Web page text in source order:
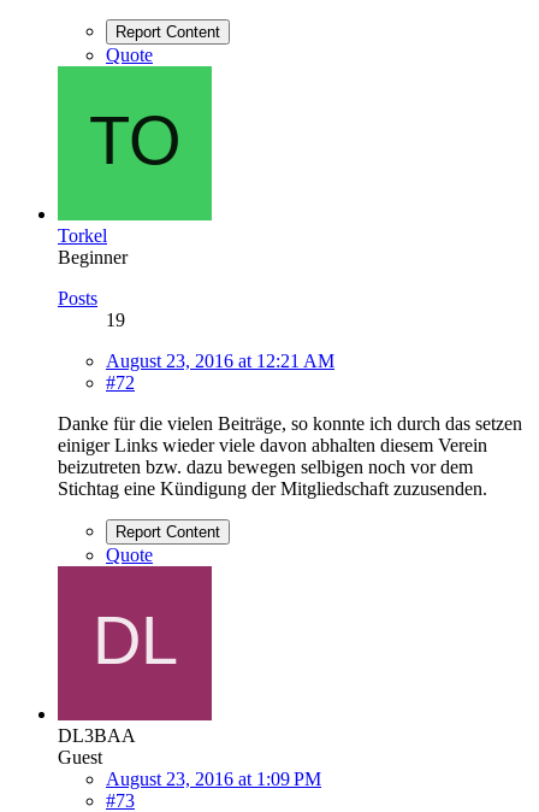
Report Content
Quote
Torkel
Beginner
Posts
19
August 23, 2016 at 12:21 AM
#72
Danke für die vielen Beiträge, so konnte ich durch das setzen
einiger Links wieder viele davon abhalten diesem Verein
beizutreten bzw. dazu bewegen selbigen noch vor dem
Stichtag eine Kündigung der Mitgliedschaft zuzusenden.
Report Content
Quote
DL3BAA
Guest
August 23, 2016 at 1:09 PM
#73